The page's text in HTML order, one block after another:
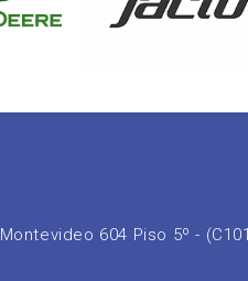
Montevideo 604 Piso 5º -